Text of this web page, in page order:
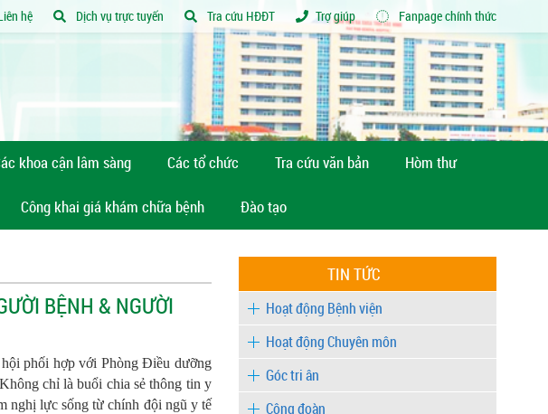
hệ Dịch vụ trực tuyến Tra cứu HĐĐT Trợ giúp Fanpage chính thức
khoa cận lâm sàng Các tổ chức Tra cứu văn bản Hòm thư
Công khai giá khám chữa bệnh Đào tạo
BỆNH & NGƯỜI
phối hợp với Phòng Điều dưỡng
chỉ là buổi chia sẻ thông tin y
nghị lực sống từ chính đội ngũ y tế
TIN TỨC
Hoạt động Bệnh viện
Hoạt động Chuyên môn
Góc tri ân
Công đoàn